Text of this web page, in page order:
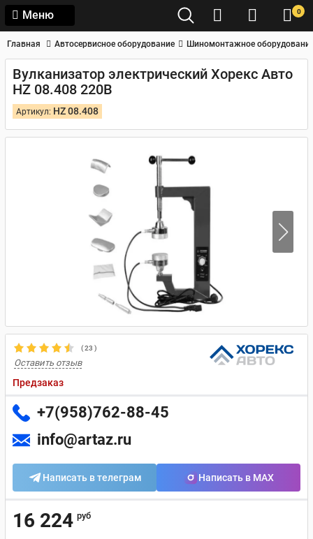
Меню 0
Главная Автосервисное оборудование Шиномонтажное
Вулканизатор электрический Хорекс Авто
HZ 08.408 220В
Артикул: HZ 08.408
(23 )
Оставить отзыв
Предзаказ
+7(958)762-88-45
info@artaz.ru
Написать в телеграм Написать в MAX
16 224 руб